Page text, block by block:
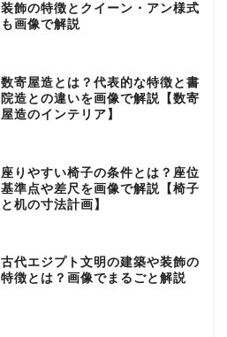
装飾の特徴とクイーン・アン様式
も画像で解説
数寄屋造とは？代表的な特徴と書
院造との違いを画像で解説【数寄
屋造のインテリア】
座りやすい椅子の条件とは？座位
基準点や差尺を画像で解説【椅子
と机の寸法計画】
古代エジプト文明の建築や装飾の
特徴とは？画像でまるごと解説